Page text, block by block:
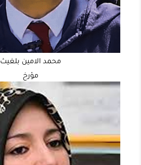
محمد الامين بلغيث
مؤرخ